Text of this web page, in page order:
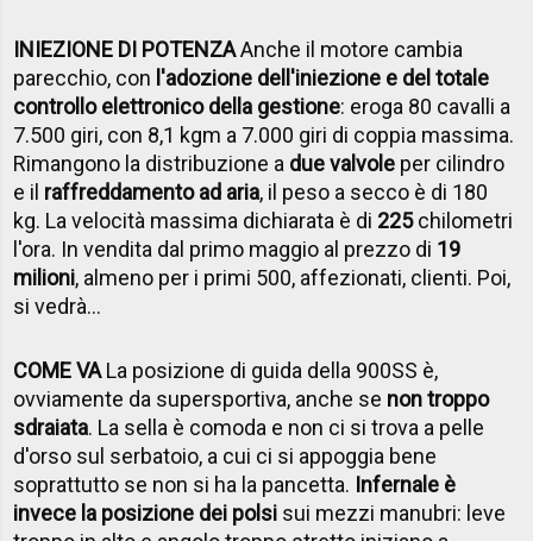
INIEZIONE DI POTENZAAnche il motore cambia
parecchio, con l'adozione dell'iniezione e del totale
controllo elettronico della gestione: eroga 80 cavalli a
7.500 giri, con 8,1 kgm a 7.000 giri di coppia massima.
Rimangono la distribuzione a due valvole per cilindro
e il raffreddamento ad aria, il peso a secco è di 180
kg. La velocità massima dichiarata è di 225chilometri
l'ora. In vendita dal primo maggio al prezzo di 19
milioni, almeno per i primi 500, affezionati, clienti. Poi,
si vedrà…
COME VALa posizione di guida della 900SS è,
ovviamente da supersportiva, anche se non troppo
sdraiata. La sella è comoda e non ci si trova a pelle
d'orso sul serbatoio, a cui ci si appoggia bene
soprattutto se non si ha la pancetta. Infernale è
invece la posizione dei polsi sui mezzi manubri: leve